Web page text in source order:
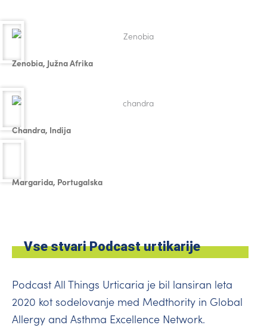
Zenobia, Južna Afrika
Chandra, Indija
Margarida, Portugalska
Vse stvari Podcast urtikarije
Podcast All Things Urticaria je bil lansiran leta
2020 kot sodelovanje med Medthority in Global
Allergy and Asthma Excellence Network.